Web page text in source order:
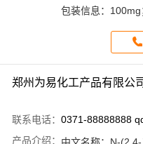
包装信息：
郑州为易化工产品有限公
联系电话： 0371-88888888
产品介绍：